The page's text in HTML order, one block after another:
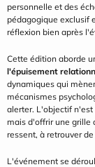
personnelle et des
pédagogique exclusif
réflexion bien après
l'épuisement
dynamiques qui
mécanismes
alerter. L'objectif n'est
mais d'offrir une grille
ressent, à retrouver
L'événement se